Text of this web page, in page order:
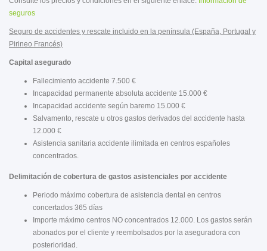
seguros
Seguro de accidentes y rescate incluido en la península (España, Portugal y
Pirineo Francés)
Capital asegurado
Fallecimiento accidente 7.500 €
Incapacidad permanente absoluta accidente 15.000 €
Incapacidad accidente según baremo 15.000 €
Salvamento, rescate u otros gastos derivados del accidente hasta
12.000 €
Asistencia sanitaria accidente ilimitada en centros españoles
concentrados.
Delimitación de cobertura de gastos asistenciales por accidente
Periodo máximo cobertura de asistencia dental en centros
concertados 365 días
Importe máximo centros NO concentrados 12.000. Los gastos serán
abonados por el cliente y reembolsados por la aseguradora con
posterioridad.